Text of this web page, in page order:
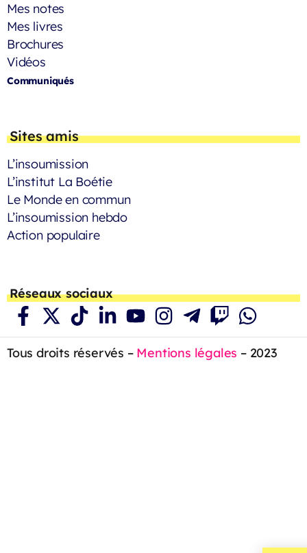
Mes notes
Mes livres
Brochures
Vidéos
Communiqués
Sites amis
L’insoumission
L’institut La Boétie
Le Monde en commun
L’insoumission hebdo
Action populaire
Réseaux sociaux
Tous droits réservés – Mentions légales – 2023